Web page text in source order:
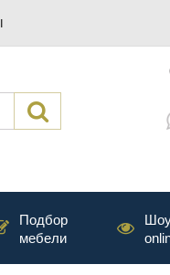
Подбор
мебели